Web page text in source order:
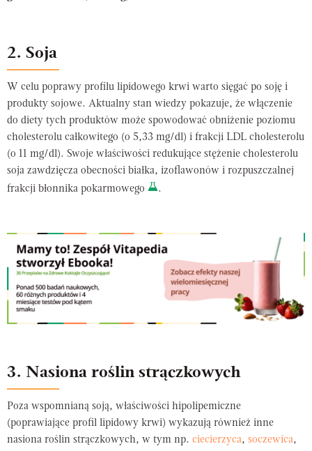
2. Soja
W celu poprawy profilu lipidowego krwi warto sięgać po soję i
produkty sojowe. Aktualny stan wiedzy pokazuje, że włączenie
do diety tych produktów może spowodować obniżenie poziomu
cholesterolu całkowitego (o 5,33 mg/dl) i frakcji LDL cholesterolu
(o 11 mg/dl). Swoje właściwości redukujące stężenie cholesterolu
soja zawdzięcza obecności białka, izoflawonów i rozpuszczalnej
frakcji błonnika pokarmowego
.
3. Nasiona roślin strączkowych
Poza wspomnianą soją, właściwości hipolipemiczne
(poprawiające profil lipidowy krwi) wykazują również inne
nasiona roślin strączkowych, w tym np. ciecierzyca, soczewica,